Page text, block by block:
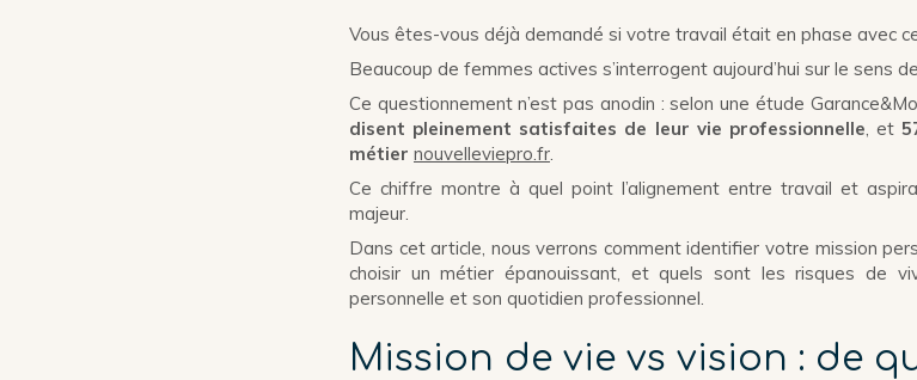
Vous êtes-vous déjà demandé si votre travail était en phase avec
Beaucoup de femmes actives s’interrogent aujourd’hui sur le sens
Ce questionnement n’est pas anodin : selon une étude
disent pleinement satisfaites de leur vie professionnelle , et
métier nouvelleviepro.fr
Ce chiffre montre à quel point l’alignement entre travail et
majeur.
Dans cet article, nous verrons comment identifier votre mission
choisir un métier épanouissant, et quels sont les risques de
personnelle et son quotidien professionnel.
Mission de vie vs vision : de